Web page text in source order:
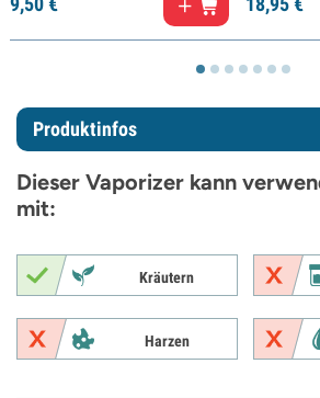
Produktinfos
Dieser Vaporizer kann
mit:
Kräutern
Harzen